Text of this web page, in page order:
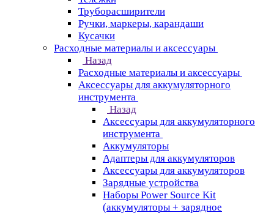
Труборасширители
Ручки, маркеры, карандаши
Кусачки
Расходные материалы и аксессуары
Назад
Расходные материалы и аксессуары
Аксессуары для аккумуляторного
инструмента
Назад
Аксессуары для аккумуляторного
инструмента
Aккумуляторы
Адаптеры для аккумуляторов
Аксессуары для аккумуляторов
Зарядные устройства
Наборы Power Source Kit
(аккумуляторы + зарядное